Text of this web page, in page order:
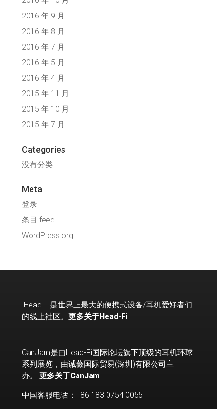
2016 年 9 月
2016 年 8 月
2016 年 7 月
2016 年 5 月
2016 年 4 月
2015 年 11 月
2015 年 10 月
2015 年 7 月
Categories
没有分类
Meta
登录
条目 feed
WordPress.org
Head-Fi是世界上最大的便携式设备/耳机爱好者们
的线上社区。 更多关于Head-Fi.
CanJam是由Head-Fi国际论坛旗下顶级的耳机环球
系列展览，由诚薇国际贸易(深圳)有限公司主
办。 更多关于CanJam.
中国客服电话：+86 183 0754 0055